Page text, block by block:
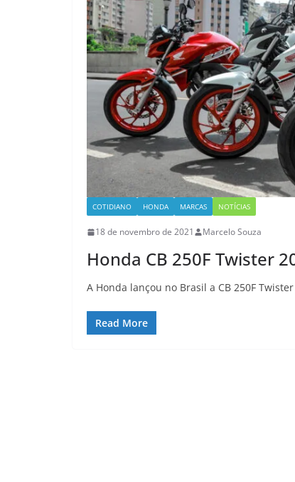
COTIDIANO HONDA MARCAS NOTÍCIAS
18 de novembro de 2021 Marcelo Souza
Honda CB 250F Twister
A Honda lançou no Brasil a CB 250F
Read More